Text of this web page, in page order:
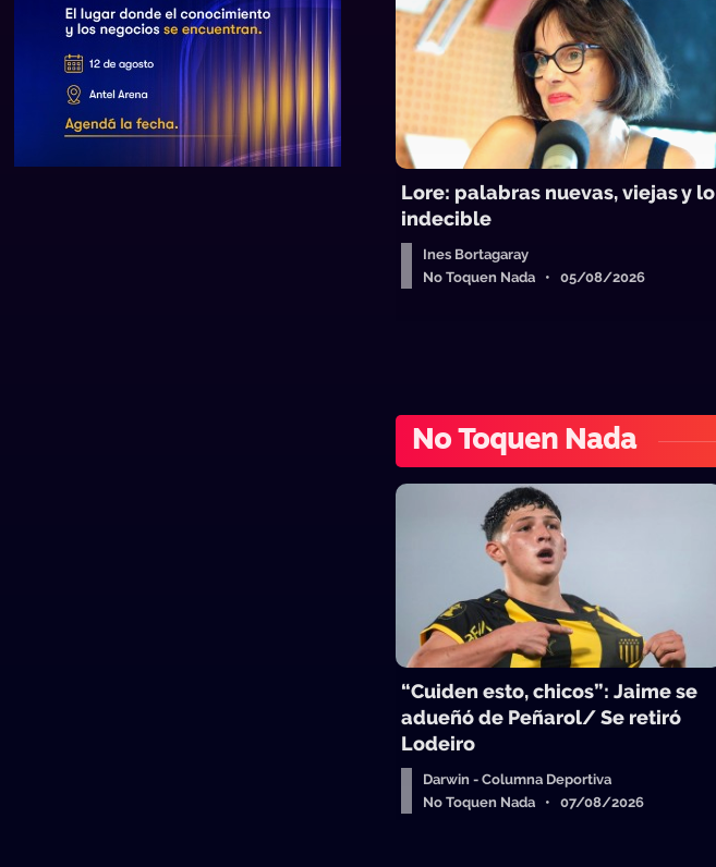
Lore: palabras nuevas, viejas y lo
indecible
Ines Bortagaray
No Toquen Nada • 05/08/2026
No Toquen Nada
“Cuiden esto, chicos”: Jaime se
adueñó de Peñarol/ Se retiró
Lodeiro
Darwin - Columna Deportiva
No Toquen Nada • 07/08/2026